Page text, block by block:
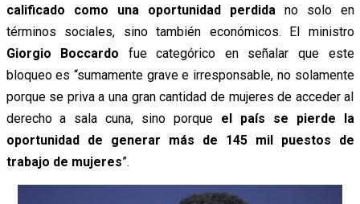
calificado como una oportunidad perdidano solo en
términos sociales, sino también económicos. El ministro
Giorgio Boccardo fue categórico en señalar que este
bloqueo es “sumamente grave e irresponsable, no solamente
porque se priva a una gran cantidad de mujeres de acceder al
derecho a sala cuna, sino porque el país se pierde la
oportunidad de generar más de 145 mil puestos de
trabajo de mujeres”.